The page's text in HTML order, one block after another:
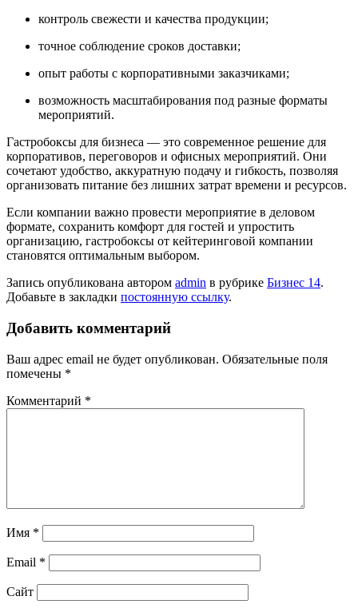
контроль свежести и качества продукции;
точное соблюдение сроков доставки;
опыт работы с корпоративными заказчиками;
возможность масштабирования под разные форматы
мероприятий.
Гастробоксы для бизнеса — это современное решение для
корпоративов, переговоров и офисных мероприятий. Они
сочетают удобство, аккуратную подачу и гибкость, позволяя
организовать питание без лишних затрат времени и ресурсов.
Если компании важно провести мероприятие в деловом
формате, сохранить комфорт для гостей и упростить
организацию, гастробоксы от кейтеринговой компании
становятся оптимальным выбором.
Запись опубликована автором admin в рубрике Бизнес 14.
Добавьте в закладки постоянную ссылку.
Добавить комментарий
Ваш адрес email не будет опубликован. Обязательные поля
помечены *
Комментарий *
Имя *
Email *
Сайт